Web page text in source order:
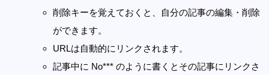
削除キーを覚えておくと、自分の記事の編集・削除
ができます。
URLは自動的にリンクされます。
記事中に No*** のように書くとその記事にリンクさ